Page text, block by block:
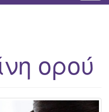
o
e
n
v
ορού